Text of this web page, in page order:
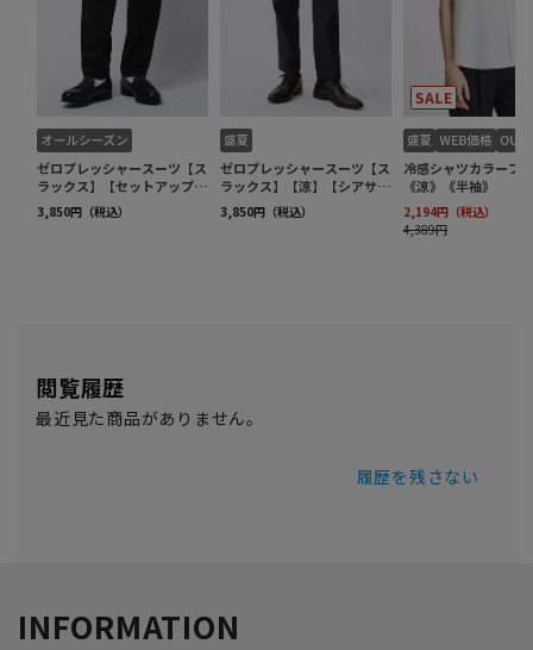
閲覧履歴
最近見た商品がありません。
履歴を残さない
INFORMATION